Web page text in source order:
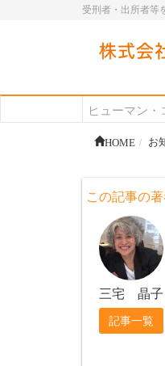
受刑者・出所者等
ヒューマン・
HOME お
この記事の
三宅 晶子
記事一覧